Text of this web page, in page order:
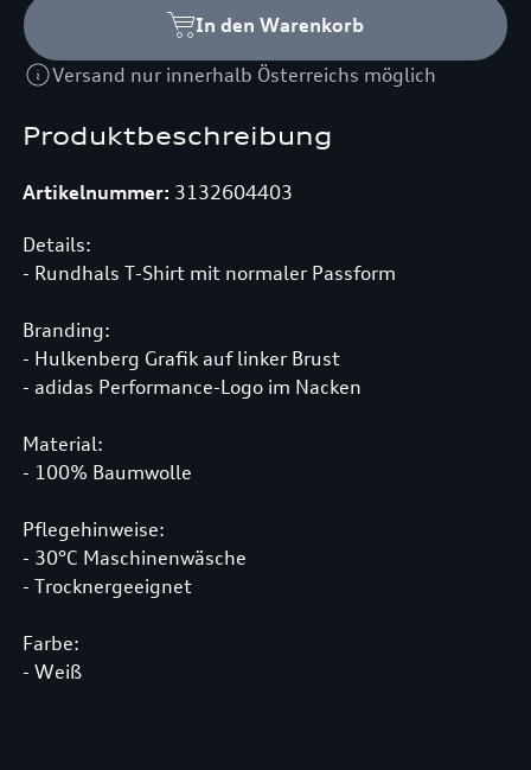
Produktbeschreibung
Artikelnummer: 3132604403
Details:
- Rundhals T-Shirt mit normaler Passform
Branding:
- Hulkenberg Grafik auf linker Brust
- adidas Performance-Logo im Nacken
Material:
- 100% Baumwolle
Pflegehinweise:
- 30°C Maschinenwäsche
- Trocknergeeignet
Farbe:
- Weiß
In den Warenkorb
Versand nur innerhalb Österreichs möglich